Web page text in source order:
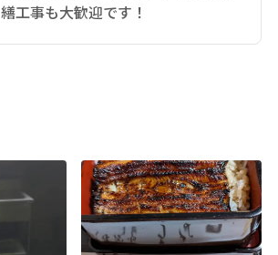
繕工事も大歓迎です！